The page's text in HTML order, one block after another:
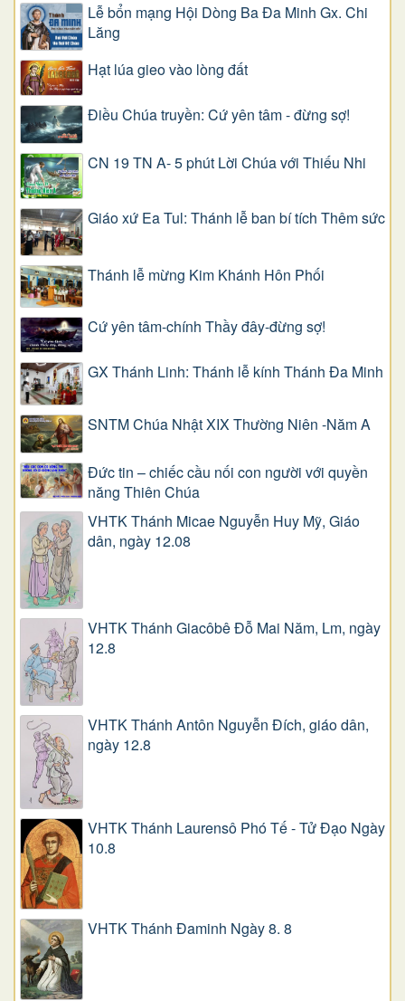
Lễ bổn mạng Hội Dòng Ba Đa Minh Gx. Chi
Lăng
Hạt lúa gieo vào lòng đất
Điều Chúa truyền: Cứ yên tâm - đừng sợ!
CN 19 TN A- 5 phút Lời Chúa với Thiếu Nhi
Giáo xứ Ea Tul: Thánh lễ ban bí tích Thêm sức
Thánh lễ mừng Kim Khánh Hôn Phối
Cứ yên tâm-chính Thầy đây-đừng sợ!
GX Thánh Linh: Thánh lễ kính Thánh Đa Minh
SNTM Chúa Nhật XIX Thường Niên -Năm A
Đức tin – chiếc cầu nối con người với quyền
năng Thiên Chúa
VHTK Thánh Micae Nguyễn Huy Mỹ, Giáo
dân, ngày 12.08
VHTK Thánh Giacôbê Ðỗ Mai Năm, Lm, ngày
12.8
VHTK Thánh Antôn Nguyễn Ðích, giáo dân,
ngày 12.8
VHTK Thánh Laurensô Phó Tế - Tử Đạo Ngày
10.8
VHTK Thánh Đaminh Ngày 8. 8